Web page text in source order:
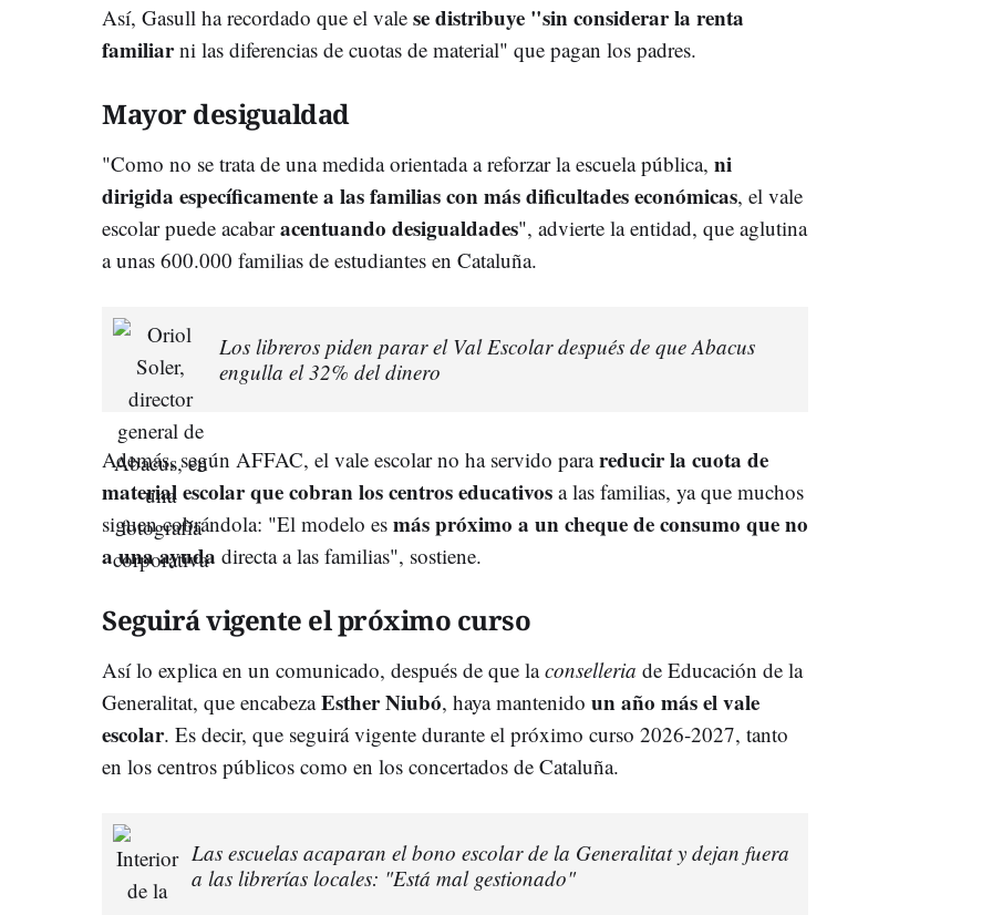
Así, Gasull ha recordado que el vale se distribuye "sin considerar la renta
familiarni las diferencias de cuotas de material" que pagan los padres.
Mayor desigualdad
"Como no se trata de una medida orientada a reforzar la escuela pública, ni
dirigida específicamente a las familias con más dificultades económicas, el vale
escolar puede acabaracentuando desigualdades", advierte la entidad, que aglutina
a unas 600.000 familias de estudiantes en Cataluña.
Los libreros piden parar el Val Escolar después de que Abacus
engulla el 32% del dinero
Además, según AFFAC, el vale escolar no ha servido parareducir la cuota de
material escolar que cobran los centros educativos a las familias, ya que muchos
siguen cobrándola: "El modelo es más próximo a un cheque de consumo que no
a una ayuda directa a las familias", sostiene.
Seguirá vigente el próximo curso
Así lo explica en un comunicado, después de que laconselleria de Educación de la
Generalitat, que encabezaEsther Niubó, haya mantenido un año más el vale
escolar. Es decir, que seguirá vigente durante el próximo curso 2026-2027, tanto
en los centros públicos como en los concertados de Cataluña.
Las escuelas acaparan el bono escolar de la Generalitat y dejan fuera
a las librerías locales: "Está mal gestionado"